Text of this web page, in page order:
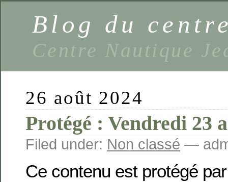
Blog du
Centre Nautique
26 août 2024
Protégé : Vendredi 23
Filed under: Non classé —
Ce contenu est protégé